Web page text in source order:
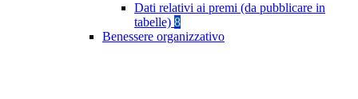
Dati relativi ai premi (da pubblicare in
tabelle) 8
Benessere organizzativo